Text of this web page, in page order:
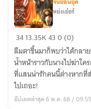
เมื่อ
ข้า
เกิด
ใหม่
เป็น
มารดา
ผู้
หย่งเอ๋อร์
3413.35K430 (0)
ลืมตาขึ้นมาก็พบว่าได้กลา
น้ำหน้าราวกับนางไปฆ่าใค
ที่แสนน่ารักคนนี้ต่างหากที่
ไปเถอะ!
อัปเดตล่าสุด 6 พ.ค. 68 /